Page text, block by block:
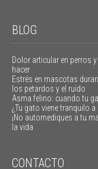
BLOG
Dolor articular en perros
hacer
Estrés en mascotas
los petardos y el ruido
Asma felino: cuando tu
¿Tu gato viene tranquilo
¡No automediques a tu
la vida
CONTACTO